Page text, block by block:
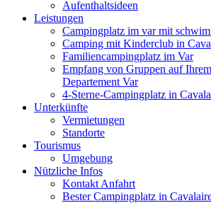
Aufenthaltsideen
Leistungen
Campingplatz im var mit
Camping mit Kinderclub in
Familiencampingplatz im Var
Empfang von Gruppen auf
Departement Var
4-Sterne-Campingplatz in
Unterkünfte
Vermietungen
Standorte
Tourismus
Umgebung
Nützliche Infos
Kontakt Anfahrt
Bester Campingplatz in